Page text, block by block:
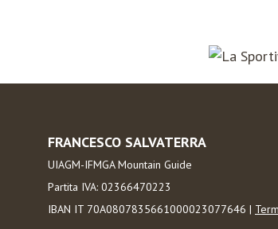
FRANCESCO SALVATERRA
UIAGM-IFMGA Mountain Guide
Partita IVA: 02366470223
IBAN IT 70A0807835661000023077646 |